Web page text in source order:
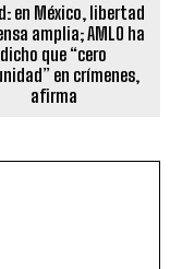
en México, libertad
amplia; AMLO ha
dicho que “cero
en crímenes,
afirma